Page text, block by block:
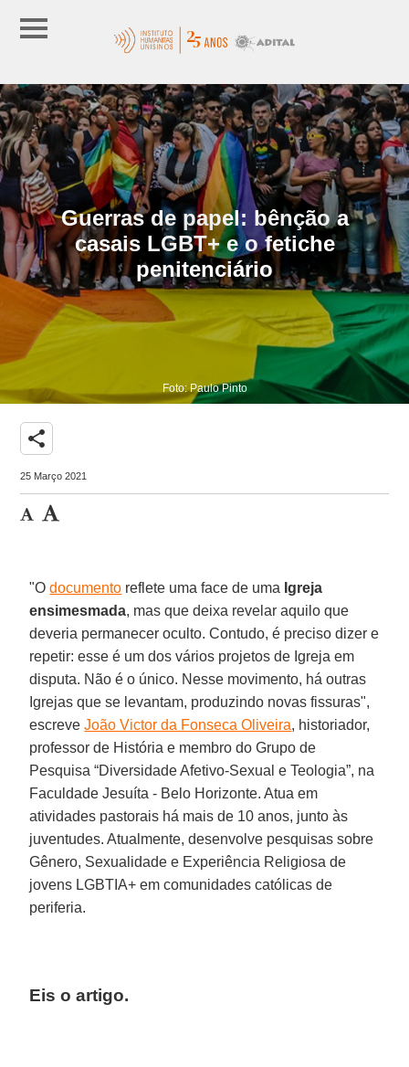
Guerras de papel: bênção a
casais LGBT+ e o fetiche
penitenciário
Foto: Paulo Pinto
share
25 Março 2021
"Odocumento reflete uma face de uma Igreja
ensimesmada, mas que deixa revelar aquilo que
deveria permanecer oculto. Contudo, é preciso dizer e
repetir: esse é um dos vários projetos de Igreja em
disputa. Não é o único. Nesse movimento, há outras
Igrejas que se levantam, produzindo novas fissuras",
escreveJoão Victor da Fonseca Oliveira, historiador,
professor de História e membro do Grupo de
Pesquisa “Diversidade Afetivo-Sexual e Teologia”, na
Faculdade Jesuíta - Belo Horizonte. Atua em
atividades pastorais há mais de 10 anos, junto às
juventudes. Atualmente, desenvolve pesquisas sobre
Gênero, Sexualidade e Experiência Religiosa de
jovens LGBTIA+ em comunidades católicas de
periferia.
Eis o artigo.